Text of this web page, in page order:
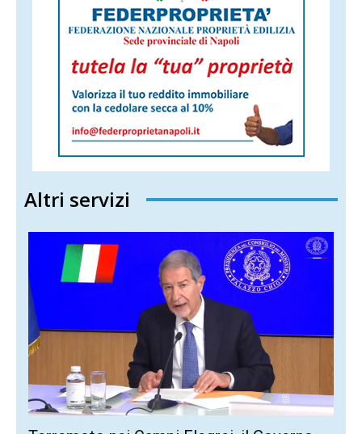
Altri servizi